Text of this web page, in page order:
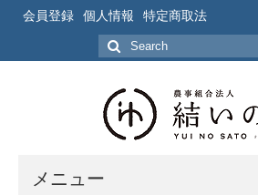
会員登録 個人情報
特定商取法
Search
for:
メニュー